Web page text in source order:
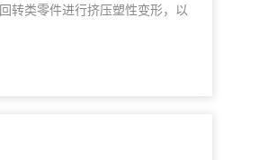
转类零件进行挤压塑性变形，以